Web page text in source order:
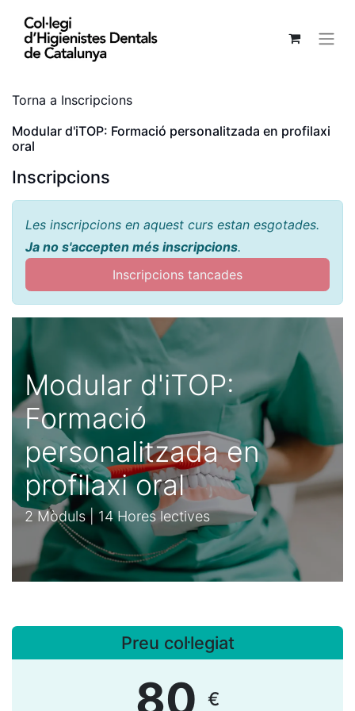
Torna a Inscripcions
Modular d'iTOP: Formació personalitzada en profilaxi
oral
Inscripcions
Les inscripcions en aquest curs estan esgotades.
Ja no s'accepten més inscripcions.
Inscripcions tancades
Modular d'iTOP:
Formació
personalitzada en
profilaxi oral
2 Mòduls | 14 Hores lectives
Preu col·legiat
80 €